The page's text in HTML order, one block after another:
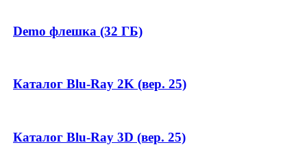
Demo флешка (32 ГБ)
Каталог Blu-Ray 2K (вер. 25)
Каталог Blu-Ray 3D (вер. 25)